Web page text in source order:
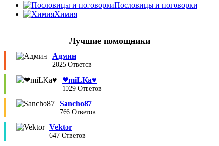
Пословицы и поговорки
Химия
Лучшие помощники
Админ
2025 Ответов
❤︎miLKa♥︎
1029 Ответов
Sancho87
766 Ответов
Vektor
647 Ответов